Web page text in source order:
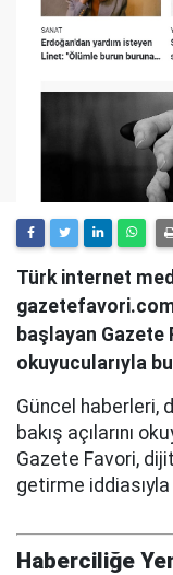
Türk internet
gazetefavori.com
başlayan Gazete
okuyucularıyla
Güncel haberleri,
bakış açılarını
Gazete Favori,
getirme iddiasıyla
Haberciliğe